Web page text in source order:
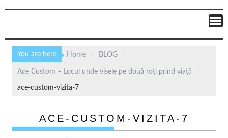
You are here Home BLOG
Ace Custom – Locul unde visele pe două roți prind viață
ace-custom-vizita-7
ACE-CUSTOM-VIZITA-7